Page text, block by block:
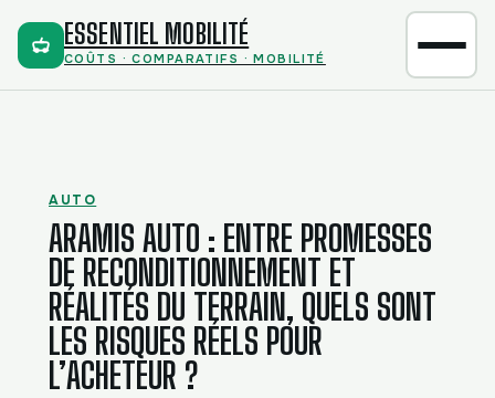
ESSENTIEL MOBILITÉ
COÛTS · COMPARATIFS · MOBILITÉ
AUTO
ARAMIS AUTO : ENTRE PROMESSES
DE RECONDITIONNEMENT ET
RÉALITÉS DU TERRAIN, QUELS SONT
LES RISQUES RÉELS POUR
L’ACHETEUR ?